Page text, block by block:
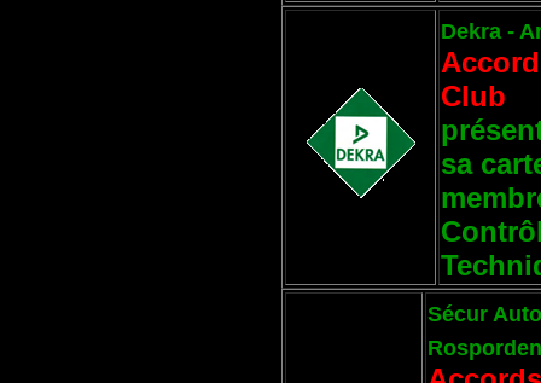
Dekra -
Club
sa
Sécur
Rosporden